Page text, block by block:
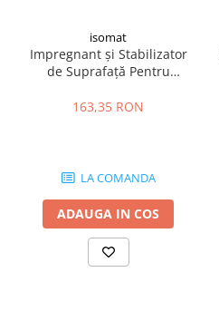
Rașini Reparații Fisuri Șapă
Aditivi pentru Șape
Amorse și Promotori de Aderență
Stabilizare Suport
Profile Glet
Profile Tencuieli
Profile Betoane
Reparare Beton, Subturnări și
isomat
Impregnant și Stabilizator
de Suprafață Pentru
163,35 RON
LA COMANDA
ADAUGA IN COS